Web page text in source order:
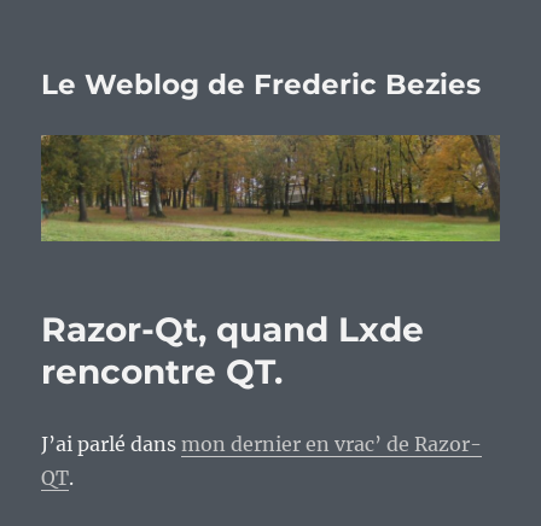
Le Weblog de Frederic Bezies
Razor-Qt, quand Lxde
rencontre QT.
J’ai parlé dansmon dernier en vrac’ de Razor-
QT.